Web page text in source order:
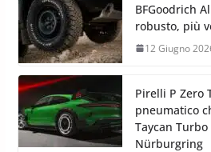
BFGoodrich
robusto, più
12 Giugno
Pirelli P Zero
pneumatico
Taycan
Nürburgring